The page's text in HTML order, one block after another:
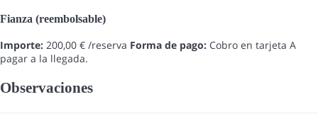
Fianza (reembolsable)
Importe: 200,00 € /reserva Forma de pago: Cobro en tarjeta A
pagar a la llegada.
Observaciones